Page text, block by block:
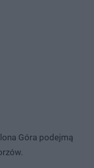
Góra podejmą